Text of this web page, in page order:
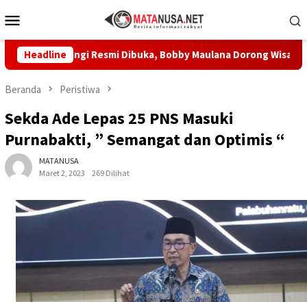
ke
Mobile
Headline
Resmi Dibuka, Bobby Maulana Dorong Wisata Budaya Kota
Beranda Peristiwa
Sekda Ade Lepas 25 PNS Masuki
Purnabakti, ” Semangat dan Optimis “
MATANUSA
Maret 2, 2023
269 Dilihat